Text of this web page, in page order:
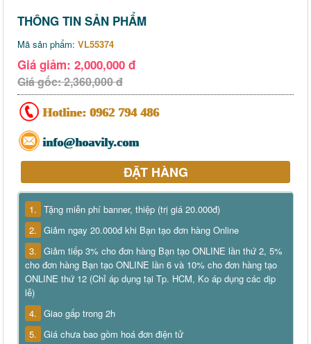
THÔNG TIN SẢN PHẨM
Mã sản phẩm: VL55374
Giá giảm: 2,000,000 đ
Giá gốc: 2,360,000 đ
Hotline: 0962 794 486
info@hoavily.com
ĐẶT HÀNG
1. Tặng miễn phí banner, thiệp (trị giá 20.000đ)
2. Giảm ngay 20.000đ khi Bạn tạo đơn hàng Online
3. Giảm tiếp 3% cho đơn hàng Bạn tạo ONLINE lần thứ 2, 5%
cho đơn hàng Bạn tạo ONLINE lần 6 và 10% cho đơn hàng tạo
ONLINE thứ 12 (Chỉ áp dụng tại Tp. HCM, Ko áp dụng các dịp
lễ)
4. Giao gấp trong 2h
5. Giá chưa bao gồm hoá đơn điện tử